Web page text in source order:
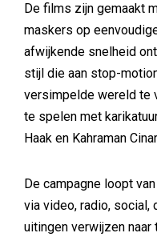
De films zijn gemaakt
maskers op
afwijkende snelheid
stijl die aan stop-
versimpelde wereld te
te spelen met
Haak en Kahraman
De campagne loopt
via video, radio, social,
uitingen verwijzen naar